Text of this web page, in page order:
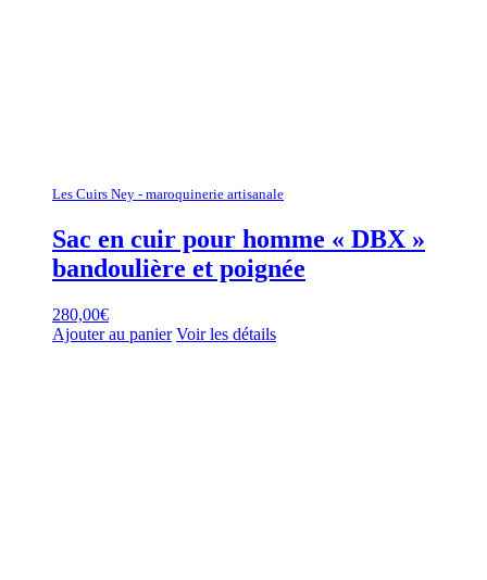
Les Cuirs Ney - maroquinerie artisanale
Sac en cuir pour homme « DBX »
bandoulière et poignée
280,00€
Ajouter au panier Voir les détails